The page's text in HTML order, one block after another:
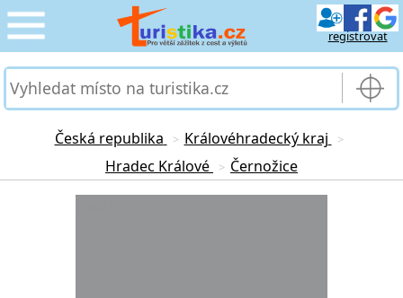
registrovat
CESTOVÁNÍ
SLUŽBY & DOPRAVA
PRO TURISTY ›
Česká republika > Královéhradecký kraj >
Hradec Králové > Černožice